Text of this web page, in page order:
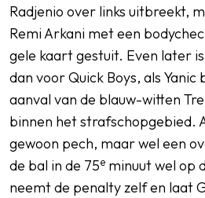
Radjenio over links uitbreekt,
Remi Arkani met een
gele kaart gestuit. Even later
dan voor Quick Boys, als Yanic
aanval van de blauw-witten
binnen het strafschopgebied.
gewoon pech, maar wel een
de bal in de 75e minuut wel op
neemt de penalty zelf en laat